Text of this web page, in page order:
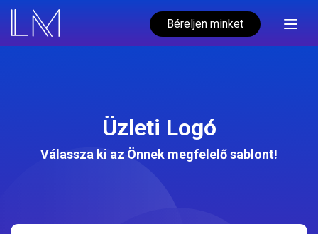
Béreljen minket
Üzleti Logó
Válassza ki az Önnek megfelelő sablont!